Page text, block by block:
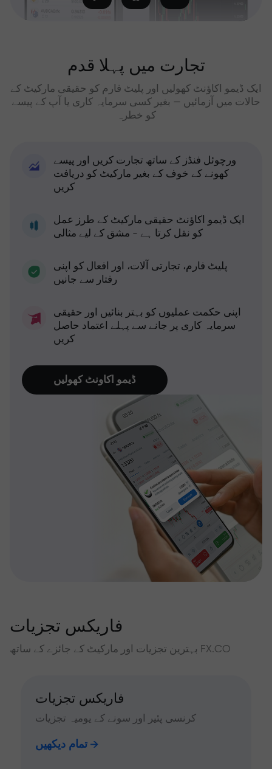
تجارت میں پہلا قدم
ایک ڈیمو اکاؤنٹ کھولیں اور پلیٹ فارم کو حقیقی مارکیٹ کے
حالات میں آزمائیں — بغیر کسی سرمایہ کاری یا آپ کے پیسے
کو خطرہ
ورچوئل فنڈز کے ساتھ تجارت کریں اور پیسے
کھونے کے خوف کے بغیر مارکیٹ کو دریافت
کریں
ایک ڈیمو اکاؤنٹ حقیقی مارکیٹ کے طرز عمل
کو نقل کرتا ہے - مشق کے لیے مثالی
پلیٹ فارم، تجارتی آلات، اور افعال کو اپنی
رفتار سے جانیں
اپنی حکمت عملیوں کو بہتر بنائیں اور حقیقی
سرمایہ کاری پر جانے سے پہلے اعتماد حاصل
کریں
ڈیمو اکاونٹ کھولیں
فاریکس تجزیات
بہترین تجزیات اور مارکیٹ کے جائزے کے ساتھ FX.CO
فاریکس تجزیات
کرنسی پئیر اور سونے کے یومیہ تجزیات
تمام دیکھیں